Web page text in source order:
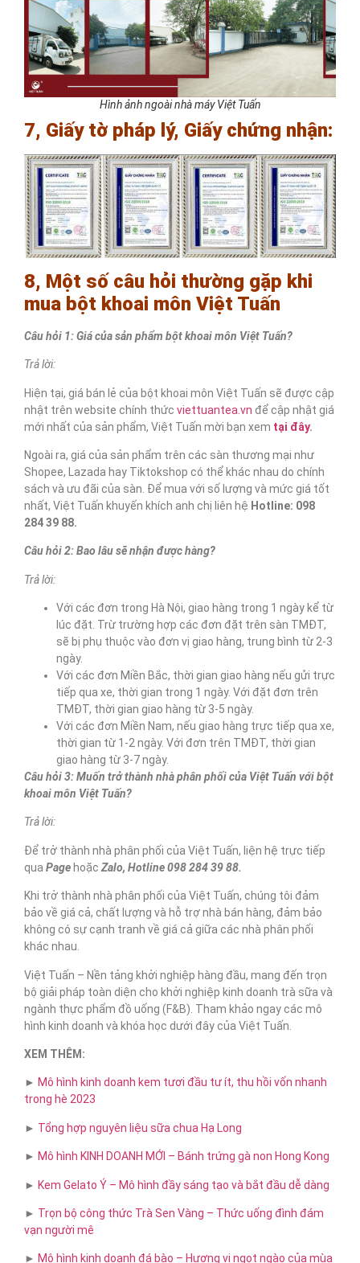
Hình ảnh ngoài nhà máy Việt Tuấn
7, Giấy tờ pháp lý, Giấy chứng nhận:
8, Một số câu hỏi thường gặp khi
mua bột khoai môn Việt Tuấn
Câu hỏi 1: Giá của sản phẩm bột khoai môn Việt Tuấn?
Trả lời:
Hiện tại, giá bán lẻ của bột khoai môn Việt Tuấn sẽ được cập
nhật trên website chính thức viettuantea.vn để cập nhật giá
mới nhất của sản phẩm, Việt Tuấn mời bạn xem tại đây.
Ngoài ra, giá của sản phẩm trên các sàn thương mại như
Shopee, Lazada hay Tiktokshop có thể khác nhau do chính
sách và ưu đãi của sàn. Để mua với số lượng và mức giá tốt
nhất, Việt Tuấn khuyến khích anh chị liên hệ Hotline: 098
284 39 88.
Câu hỏi 2: Bao lâu sẽ nhận được hàng?
Trả lời:
Với các đơn trong Hà Nội, giao hàng trong 1 ngày kể từ
lúc đặt. Trừ trường hợp các đơn đặt trên sàn TMĐT,
sẽ bị phụ thuộc vào đơn vị giao hàng, trung bình từ 2-3
ngày.
Với các đơn Miền Bắc, thời gian giao hàng nếu gửi trực
tiếp qua xe, thời gian trong 1 ngày. Với đặt đơn trên
TMĐT, thời gian giao hàng từ 3-5 ngày.
Với các đơn Miền Nam, nếu giao hàng trực tiếp qua xe,
thời gian từ 1-2 ngày. Với đơn trên TMĐT, thời gian
giao hàng từ 3-7 ngày.
Câu hỏi 3: Muốn trở thành nhà phân phối của Việt Tuấn với bột
khoai môn Việt Tuấn?
Trả lời:
Để trở thành nhà phân phối của Việt Tuấn, liện hệ trực tiếp
qua Page hoặc Zalo, Hotline 098 284 39 88.
Khi trở thành nhà phân phối của Việt Tuấn, chúng tôi đảm
bảo về giá cả, chất lượng và hỗ trợ nhà bán hàng, đảm bảo
không có sự cạnh tranh về giá cả giữa các nhà phân phối
khác nhau.
Việt Tuấn – Nền tảng khởi nghiệp hàng đầu, mang đến trọn
bộ giải pháp toàn diện cho khởi nghiệp kinh doanh trà sữa và
ngành thực phẩm đồ uống (F&B). Tham khảo ngay các mô
hình kinh doanh và khóa học dưới đây của Việt Tuấn.
XEM THÊM:
► Mô hình kinh doanh kem tươi đầu tư ít, thu hồi vốn nhanh
trong hè 2023
► Tổng hợp nguyên liệu sữa chua Hạ Long
► Mô hình KINH DOANH MỚI – Bánh trứng gà non Hong Kong
► Kem Gelato Ý – Mô hình đầy sáng tạo và bắt đầu dễ dàng
► Trọn bộ công thức Trà Sen Vàng – Thức uống đình đám
vạn người mê
► Mô hình kinh doanh đá bào – Hương vị ngọt ngào của mùa